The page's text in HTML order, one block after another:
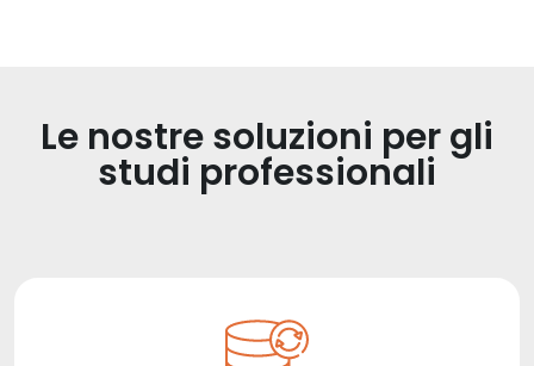
Le nostre soluzioni per gli
studi professionali